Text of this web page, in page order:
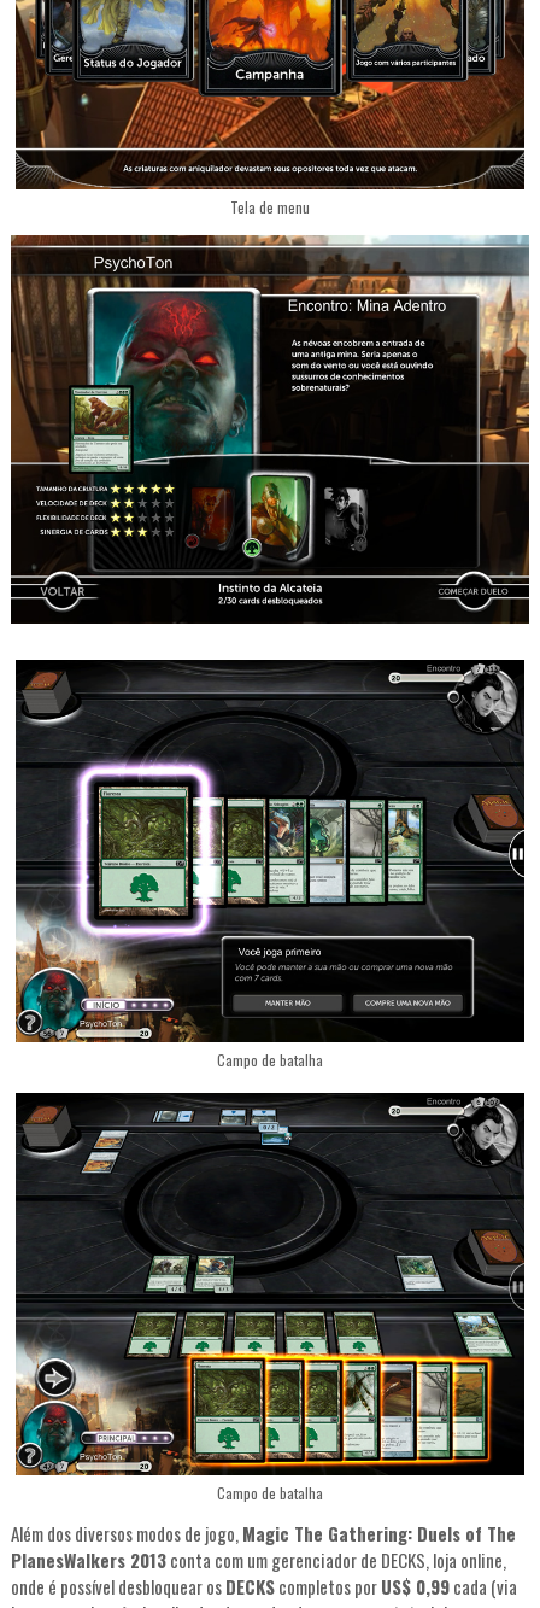
Tela de menu
Campo de batalha
Campo de batalha
Além dos diversos modos de jogo,Magic The Gathering: Duels of The
PlanesWalkers 2013conta com um gerenciador de DECKS, loja online,
onde é possível desbloquear osDECKScompletos porUS$ 0,99cada (via